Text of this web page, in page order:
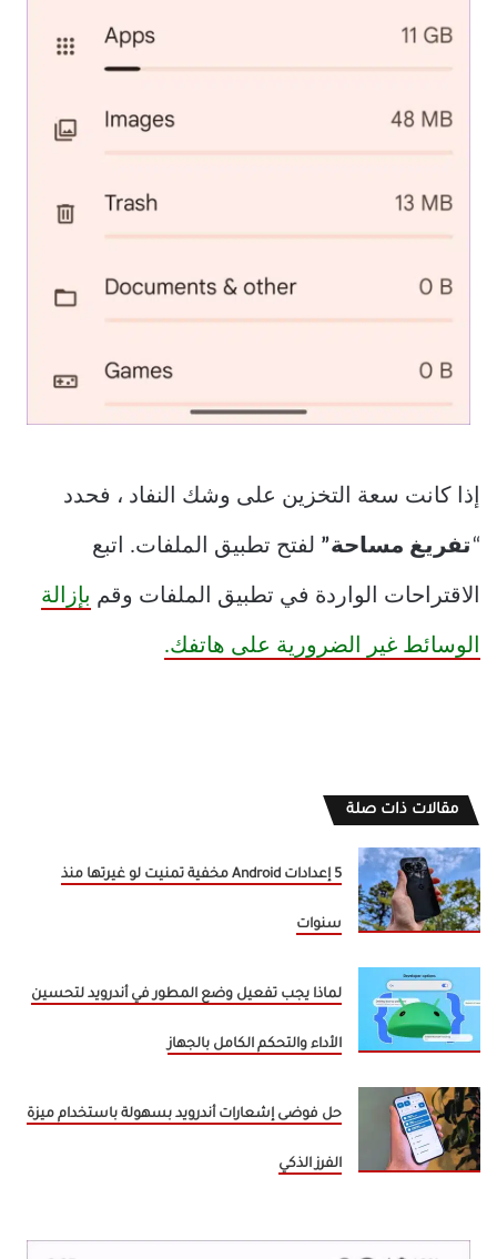
إذا كانت سعة التخزين على وشك النفاد ، فحدد
“ تفريغ مساحة” لفتح تطبيق الملفات. اتبع
الاقتراحات الواردة في تطبيق الملفات وقم بإزالة
الوسائط غير الضرورية على هاتفك.
مقالات ذات صلة
5 إعدادات Android مخفية تمنيت لو غيرتها منذ
سنوات
لماذا يجب تفعيل وضع المطور في أندرويد لتحسين
الأداء والتحكم الكامل بالجهاز
حل فوضى إشعارات أندرويد بسهولة باستخدام ميزة
الفرز الذكي